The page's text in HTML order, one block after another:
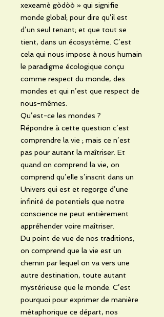
xexeamè gòdòò » qui signifie
monde global; pour dire qu’il est
d’un seul tenant; et que tout se
tient, dans un écosystème. C’est
cela qui nous impose à nous humain
le paradigme écologique conçu
comme respect du monde, des
mondes et qui n’est que respect de
nous-mêmes.
Qu’est-ce les mondes ?
Répondre à cette question c’est
comprendre la vie ; mais ce n’est
pas pour autant la maîtriser. Et
quand on comprend la vie, on
comprend qu’elle s’inscrit dans un
Univers qui est et regorge d’une
infinité de potentiels que notre
conscience ne peut entièrement
appréhender voire maîtriser.
Du point de vue de nos traditions,
on comprend que la vie est un
chemin par lequel on va vers une
autre destination, toute autant
mystérieuse que le monde. C’est
pourquoi pour exprimer de manière
métaphorique ce départ, nos